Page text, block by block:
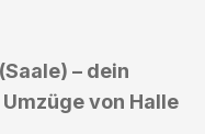
– dein
von Halle